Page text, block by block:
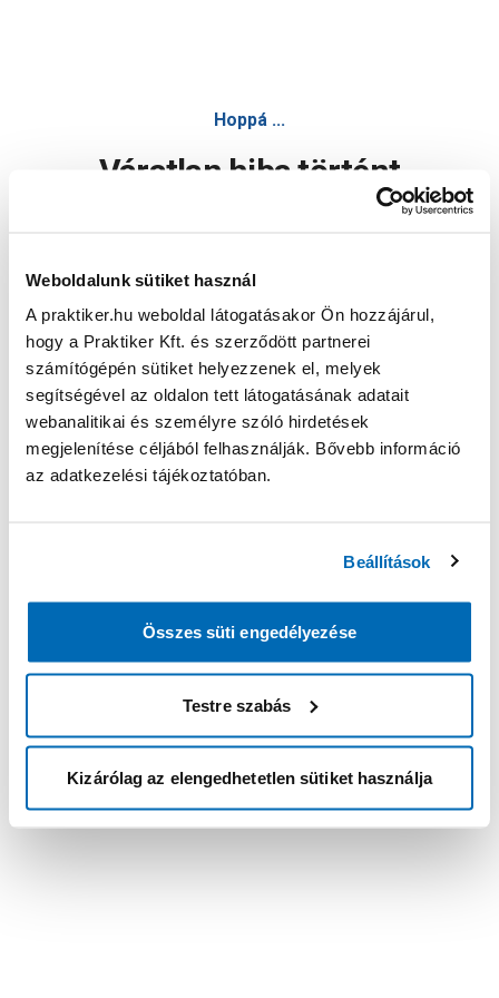
Weboldalunk sütiket használ
A praktiker.hu weboldal látogatásakor Ön hozzájárul,
hogy a Praktiker Kft. és szerződött partnerei
számítógépén sütiket helyezzenek el, melyek
segítségével az oldalon tett látogatásának adatait
webanalitikai és személyre szóló hirdetések
megjelenítése céljából felhasználják. Bővebb információ
az adatkezelési tájékoztatóban.
Beállítások
Összes süti engedélyezése
Testre szabás
Kizárólag az elengedhetetlen sütiket használja
Hoppá ...
Váratlan hiba történt
Oldal újratöltése